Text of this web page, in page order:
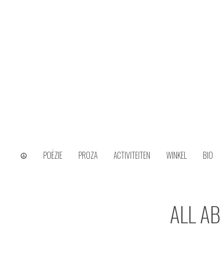
☮ POËZIE PROZA ACTIVITEITEN WINKEL BIO
ALL